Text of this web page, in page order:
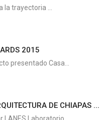
la trayectoria ...
2015
presentado Casa...
DE CHIAPAS ...
Laboratorio...